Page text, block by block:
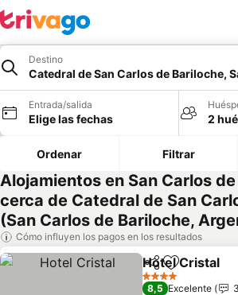
Destino
Catedral de San Carlos de Bariloche,
Entrada/salida
Elige las fechas 2
Ordenar Filtrar
Alojamientos en San Carlos
cerca de Catedral de San
(San Carlos de Bariloche,
Cómo influyen los pagos en los resultados
Compartir
Añadir a
Hotel Cristal
4 Estrellas
8,5 Excelente